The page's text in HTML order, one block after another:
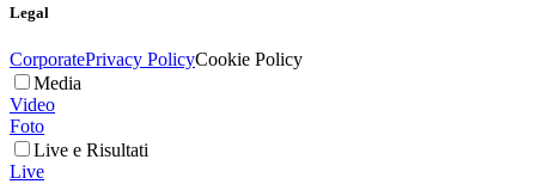
Legal
CorporatePrivacy PolicyCookie Policy
Media
Video
Foto
Live e Risultati
Live